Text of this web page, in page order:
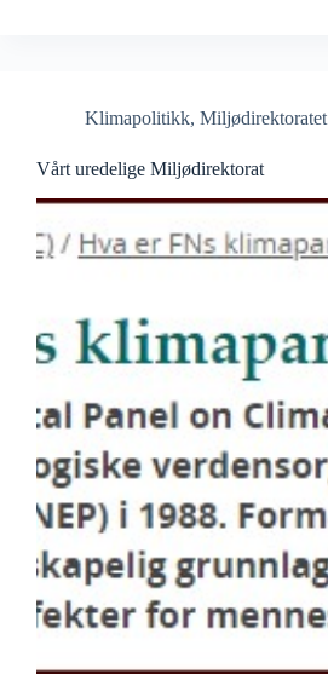
Klimapolitikk, Miljødirektoratet
Vårt uredelige Miljødirektorat